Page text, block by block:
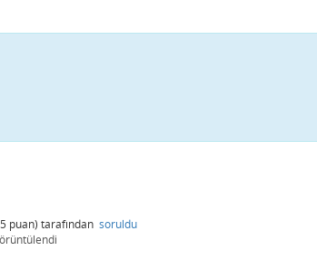
puan) tarafından soruldu